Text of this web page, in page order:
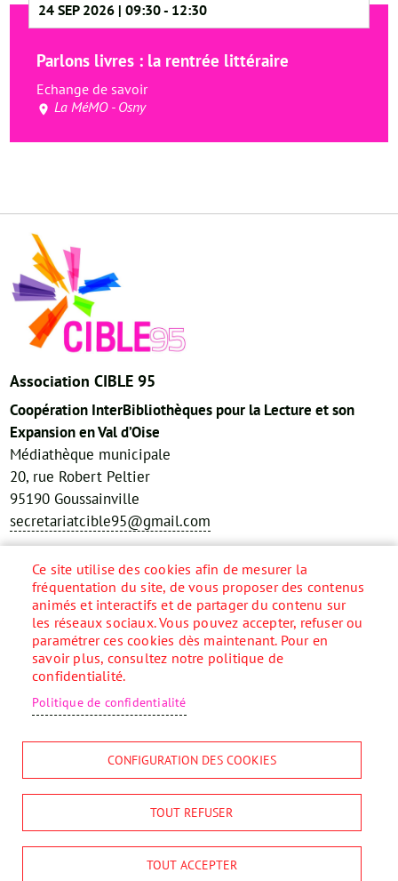
24 SEP 2026 | 09:30- 12:30
Parlons livres : la rentrée littéraire
Echange de savoir
La MéMO - Osny
Association CIBLE 95
Coopération InterBibliothèques pour la Lecture et son
Expansion en Val d’Oise
Médiathèque municipale
20, rue Robert Peltier
95190 Goussainville
secretariatcible95@gmail.com
Réseaux sociaux
Menu
Pied
page
Accueil
Plan du site
Contact
Données personnelles
Cookies
Ce site utilise des cookies afin de mesurer la
fréquentation du site, de vous proposer des contenus
animés et interactifs et de partager du contenu sur
les réseaux sociaux. Vous pouvez accepter, refuser ou
paramétrer ces cookies dès maintenant. Pour en
savoir plus, consultez notre politique de
confidentialité.
Politique de confidentialité
CONFIGURATION DES COOKIES
TOUT REFUSER
TOUT ACCEPTER